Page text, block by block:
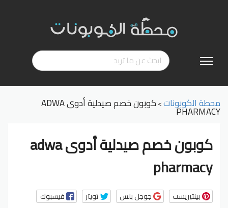
إلى
محطة الكوبونات> كوبون خصم صيدلية أدوى ADWA
PHARMACY
كوبون خصم صيدلية أدوى adwa
pharmacy
فيسبوك تويتر جوجل بلس بينتيريست